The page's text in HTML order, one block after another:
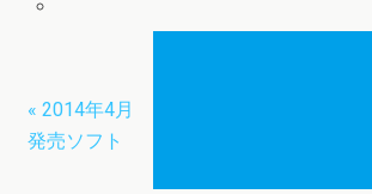
« 2014年4月
発売ソフト